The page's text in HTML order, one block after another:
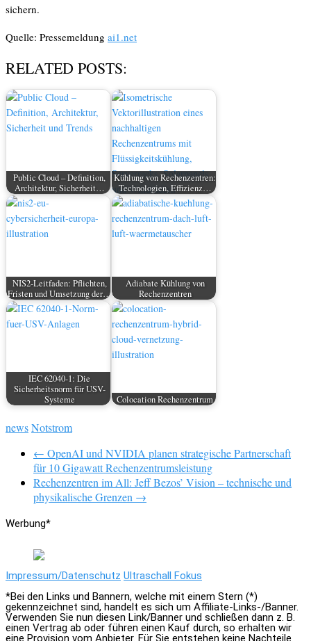
sichern.
Quelle: Pressemeldung ai1.net
RELATED POSTS:
Public Cloud – Definition,
Architektur, Sicherheit…
Kühlung von Rechenzentren:
Technologien, Effizienz…
NIS2-Leitfaden: Pflichten,
Fristen und Umsetzung der…
Adiabate Kühlung von
Rechenzentren
IEC 62040-1: Die
Sicherheitsnorm für USV-
Systeme
Colocation Rechenzentrum
newsNotstrom
← OpenAI und NVIDIA planen strategische Partnerschaft
für 10 Gigawatt Rechenzentrumsleistung
Rechenzentren im All: Jeff Bezos’ Vision – technische und
physikalische Grenzen →
Werbung*
Impressum/Datenschutz Ultraschall Fokus
*Bei den Links und Bannern, welche mit einem Stern (*)
gekennzeichnet sind, handelt es sich um Affiliate-Links-/Banner.
Verwenden Sie nun diesen Link/Banner und schließen dann z. B.
einen Vertrag ab oder führen einen Kauf durch, so erhalten wir